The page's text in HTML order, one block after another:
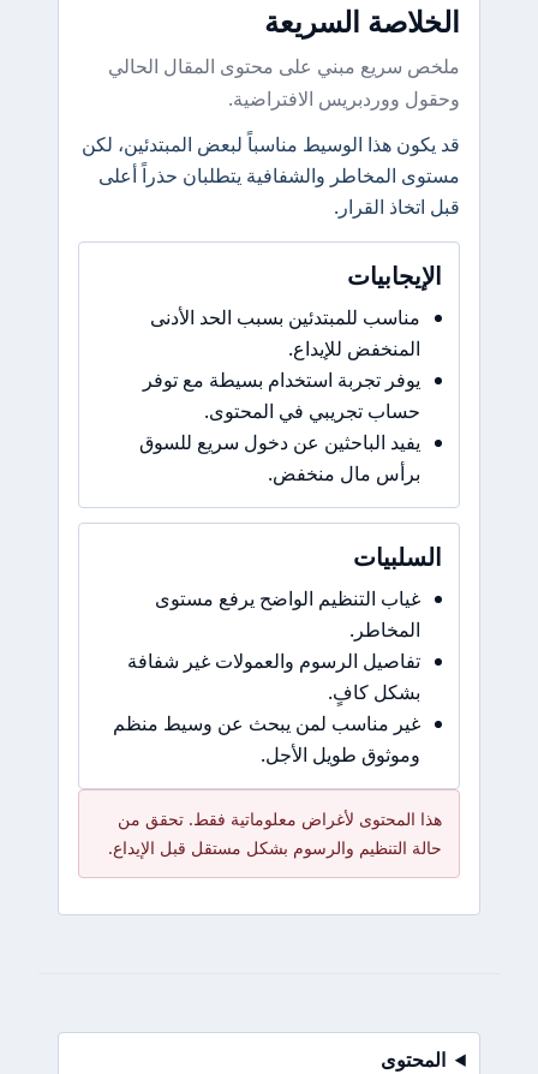
الخلاصة السريعة
ملخص سريع مبني على محتوى المقال الحالي
وحقول ووردبريس الافتراضية.
قد يكون هذا الوسيط مناسباً لبعض المبتدئين، لكن
مستوى المخاطر والشفافية يتطلبان حذراً أعلى
قبل اتخاذ القرار.
الإيجابيات
مناسب للمبتدئين بسبب الحد الأدنى
المنخفض للإيداع.
يوفر تجربة استخدام بسيطة مع توفر
حساب تجريبي في المحتوى.
يفيد الباحثين عن دخول سريع للسوق
برأس مال منخفض.
السلبيات
غياب التنظيم الواضح يرفع مستوى
المخاطر.
تفاصيل الرسوم والعمولات غير شفافة
بشكل كافٍ.
غير مناسب لمن يبحث عن وسيط منظم
وموثوق طويل الأجل.
هذا المحتوى لأغراض معلوماتية فقط. تحقق من
حالة التنظيم والرسوم بشكل مستقل قبل الإيداع.
المحتوى